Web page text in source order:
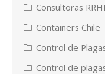
Consultoras
Containers Chile
Control de
Control de